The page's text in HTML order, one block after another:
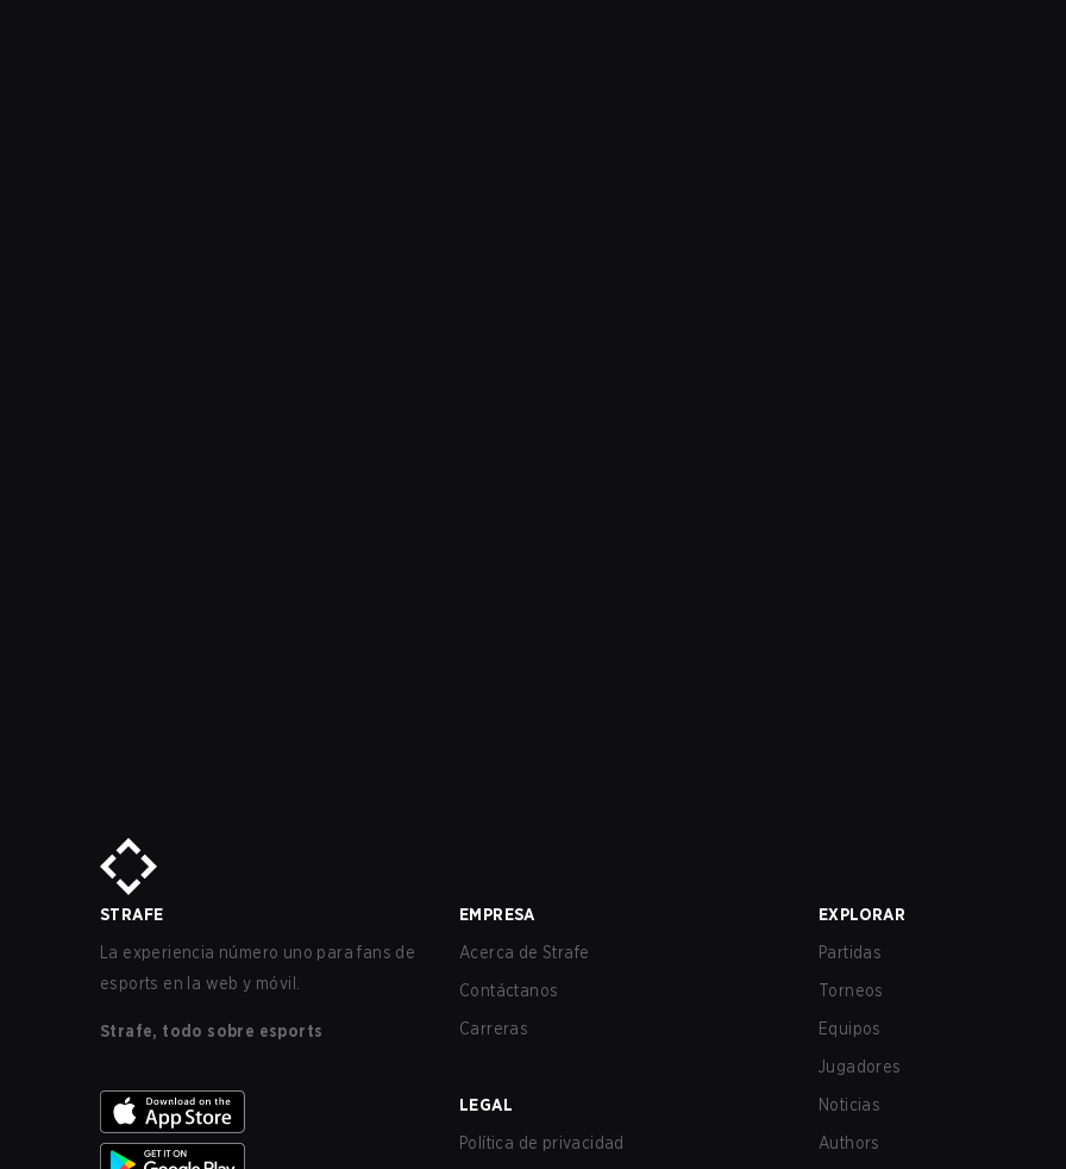
STRAFE
La experiencia número uno para fans de
esports en la web y móvil.
Strafe, todo sobre esports
EMPRESA
Acerca de Strafe
Contáctanos
Carreras
LEGAL
Política de privacidad
EXPLORAR
Partidas
Torneos
Equipos
Jugadores
Noticias
Authors